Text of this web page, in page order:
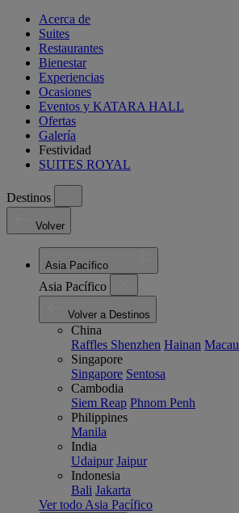
Acerca de
Suites
Restaurantes
Bienestar
Experiencias
Ocasiones
Eventos y KATARA HALL
Ofertas
Galería
Festividad
SUITES ROYAL
Destinos
Volver
Asia Pacífico
Asia Pacífico
Volver a Destinos
China
Raffles Shenzhen Hainan Macau
Singapore
Singapore Sentosa
Cambodia
Siem Reap Phnom Penh
Philippines
Manila
India
Udaipur Jaipur
Indonesia
Bali Jakarta
Ver todo Asia Pacífico